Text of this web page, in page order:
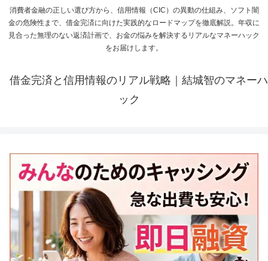
消費者金融の正しい選び方から、信用情報（CIC）の異動の仕組み、ソフト闇
金の危険性まで、借金完済に向けた実践的なロードマップを徹底解説。年収に
見合った無理のない返済計画で、お金の悩みを解決するリアルなマネーハック
をお届けします。
借金完済と信用情報のリアル戦略｜結城智のマネーハ
ック